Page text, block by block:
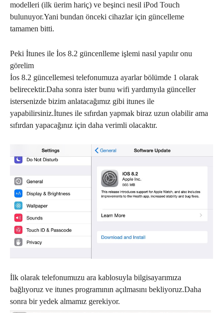
modelleri (ilk üerim hariç) ve beşinci nesil iPod Touch
bulunuyor.Yani bundan önceki cihazlar için güncelleme
tamamen bitti.
Peki İtunes ile İos 8.2 güncenlleme işlemi nasıl yapılır onu
görelim
İos 8.2 güncellemesi telefonumuza ayarlar bölümde 1 olarak
belirecektir.Daha sonra ister bunu wifi yardımyıla günceller
istersenizde bizim anlatacağımız gibi itunes ile
yapabilirsiniz.İtunes ile sıfırdan yapmak biraz uzun olabilir ama
sıfırdan yapacağınız için daha verimli olacaktır.
İlk olarak telefonumuzu ara kablosuyla bilgisayarımıza
bağlıyoruz ve itunes programının açılmasını bekliyoruz.Daha
sonra bir yedek almamız gerekiyor.